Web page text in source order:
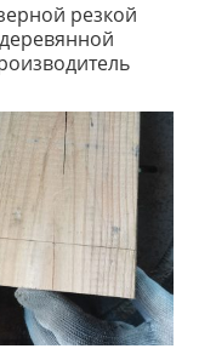
резкой
деревянной